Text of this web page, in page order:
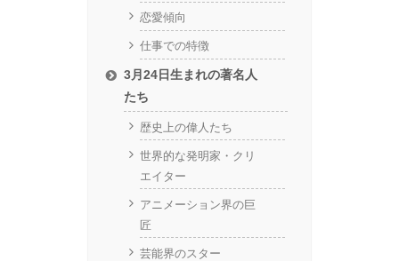
恋愛傾向
仕事での特徴
3月24日生まれの著名人
たち
歴史上の偉人たち
世界的な発明家・クリ
エイター
アニメーション界の巨
匠
芸能界のスター